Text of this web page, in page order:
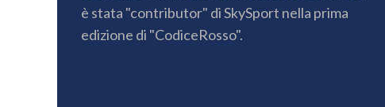
è stata "contributor" di SkySport nella prima
edizione di "CodiceRosso".